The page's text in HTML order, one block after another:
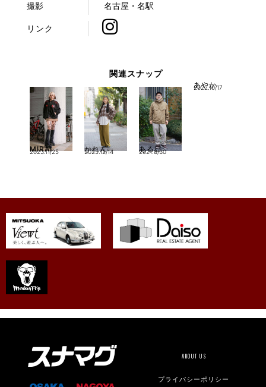
撮影 名古屋・名駅
リンク
関連スナップ
MIRAI
2023.11/25 かれん
2025.12/14 ある日
2021.8/30
あやか
2022.10/17
ABOUT US
プライバシーポリシー